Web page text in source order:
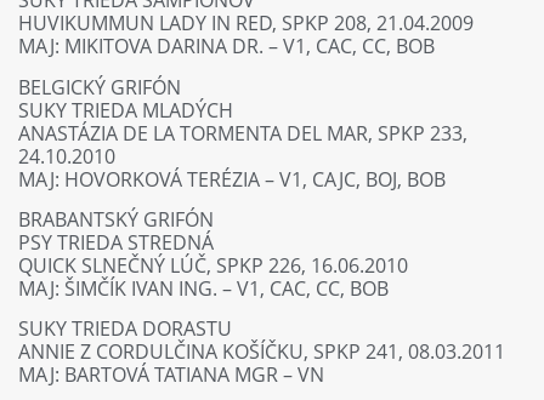
HUVIKUMMUN LADY IN RED, SPKP 208, 21.04.2009
MAJ: MIKITOVA DARINA DR. – V1, CAC, CC, BOB
BELGICKÝ GRIFÓN
SUKY TRIEDA MLADÝCH
ANASTÁZIA DE LA TORMENTA DEL MAR, SPKP 233,
24.10.2010
MAJ: HOVORKOVÁ TERÉZIA – V1, CAJC, BOJ, BOB
BRABANTSKÝ GRIFÓN
PSY TRIEDA STREDNÁ
QUICK SLNEČNÝ LÚČ, SPKP 226, 16.06.2010
MAJ: ŠIMČÍK IVAN ING. – V1, CAC, CC, BOB
SUKY TRIEDA DORASTU
ANNIE Z CORDULČINA KOŠÍČKU, SPKP 241, 08.03.2011
MAJ: BARTOVÁ TATIANA MGR – VN